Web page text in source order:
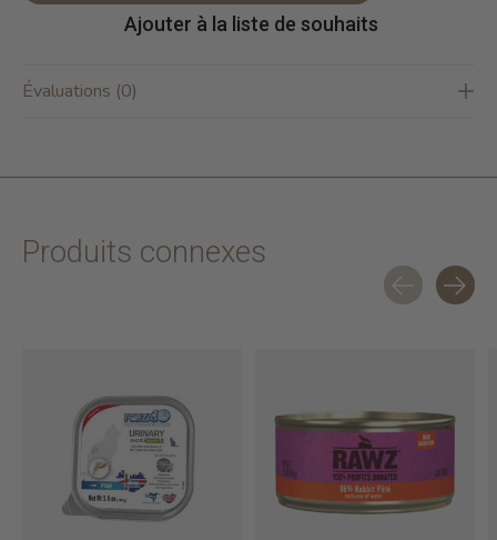
Ajouter à la liste de souhaits
Évaluations (0)
Produits connexes